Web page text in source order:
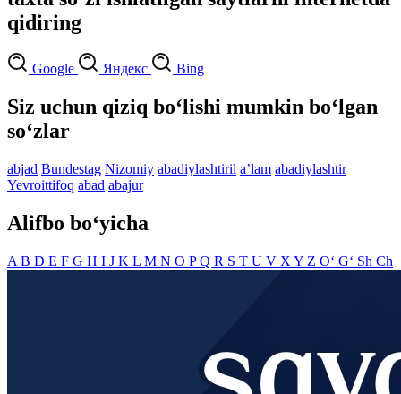
qidiring
Google Яндекс Bing
Siz uchun qiziq bo‘lishi mumkin bo‘lgan
so‘zlar
abjad Bundestag Nizomiy abadiylashtiril aʼlam abadiylashtir
Yevroittifoq abad abajur
Alifbo bo‘yicha
A B D E F G H I J K L M N O PQ R S T U V X Y Z O‘ G‘ Sh Ch